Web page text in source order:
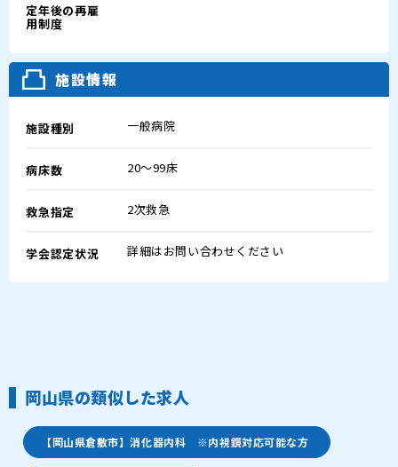
定年後の再雇
用制度
施設情報
施設種別 一般病院
病床数 20～99床
救急指定 2次救急
学会認定状況 詳細はお問い合わせください
岡山県の類似した求人
【岡山県倉敷市】消化器内科 ※内視鏡対応可能な方